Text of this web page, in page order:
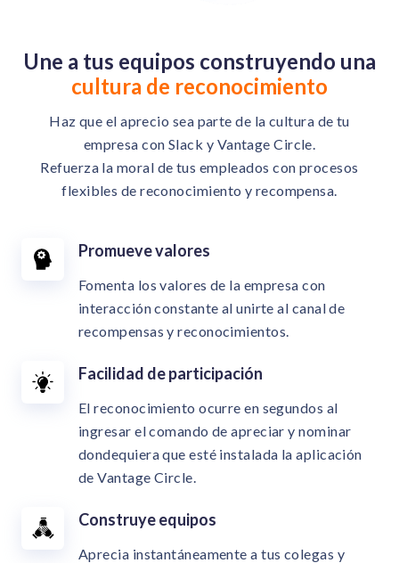
Une a tus equipos construyendo una
cultura de reconocimiento
Haz que el aprecio sea parte de la cultura de tu
empresa con Slack y Vantage Circle.
Refuerza la moral de tus empleados con procesos
flexibles de reconocimiento y recompensa.
Promueve valores
Fomenta los valores de la empresa con
interacción constante al unirte al canal de
recompensas y reconocimientos.
Facilidad de participación
El reconocimiento ocurre en segundos al
ingresar el comando de apreciar y nominar
dondequiera que esté instalada la aplicación
de Vantage Circle.
Construye equipos
Aprecia instantáneamente a tus colegas y